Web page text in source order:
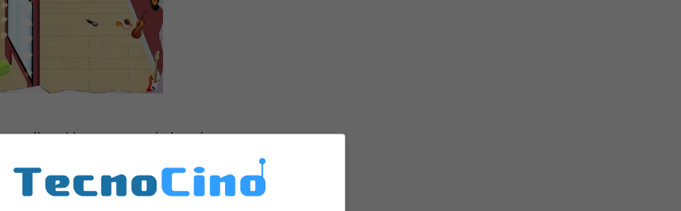
di tutti i personaggi che si
semplicemente un caffè, ma c’è
dovremo cercare di effettuare tutte